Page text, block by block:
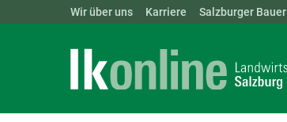
Landwirtschaftskammern: ÖSTERREICH
Wir über uns Karriere Salzburger Bauer